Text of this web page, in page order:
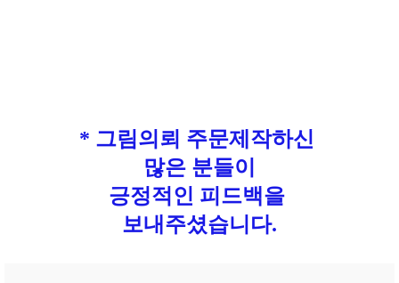
* 그림의뢰 주문제작하신
많은 분들이
긍정적인 피드백을
보내주셨습니다.